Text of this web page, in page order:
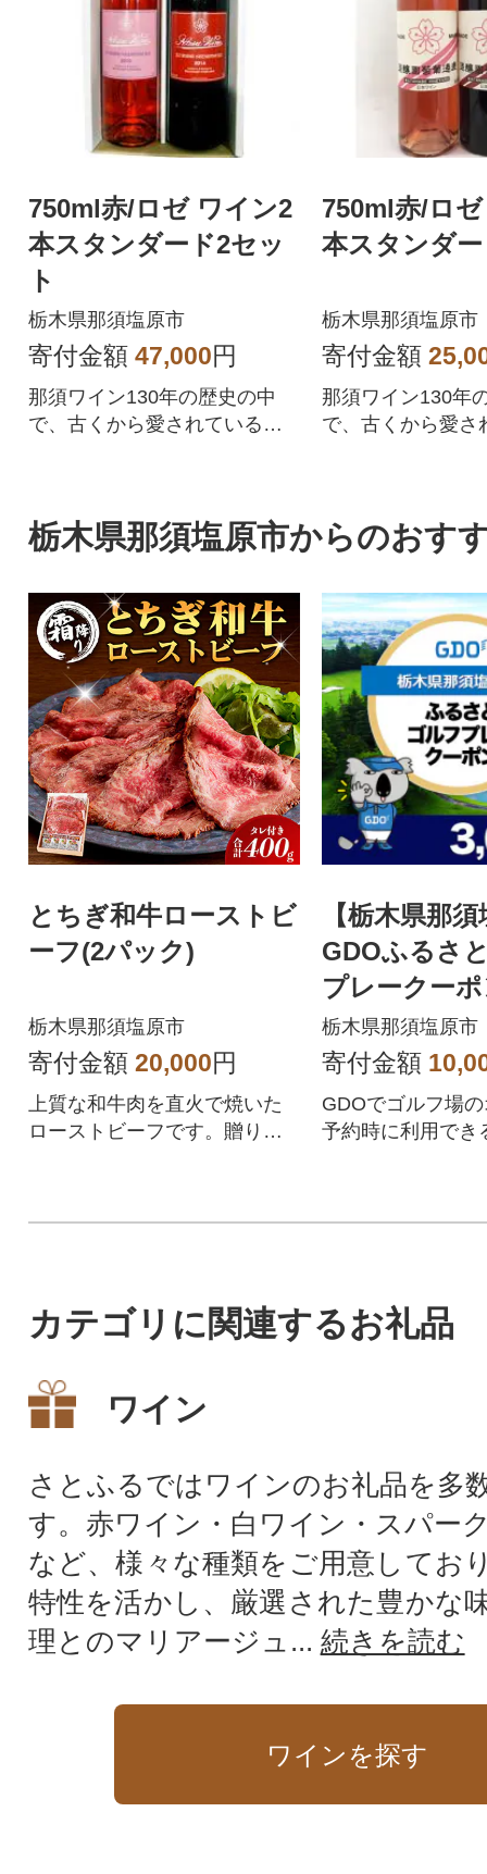
750ml赤/ロゼ ワイン2
本スタンダード2セッ
ト
栃木県那須塩原市
寄付金額 47,000円
那須ワイン130年の歴史の中
で、古くから愛されている
750ml赤/ロ
本スタンダ
栃木県那須塩原市
寄付金額
那須ワイン130年
で、古くから愛さ
栃木県那須塩原市からのおす
とちぎ和牛ローストビ
ーフ(2パック)
栃木県那須塩原市
寄付金額 20,000円
上質な和牛肉を直火で焼いた
ローストビーフです。贈り物
【栃木県那
GDOふるさ
プレークー
円分)
栃木県那須塩原市
寄付金額
GDOでゴルフ場
予約時に利用でき
カテゴリに関連するお礼品
ワイン
さとふるではワインのお礼品を多
す。赤ワイン・白ワイン・スパー
など、様々な種類をご用意してお
特性を活かし、厳選された豊かな
理とのマリアージュ... 続きを読む
ワインを探す